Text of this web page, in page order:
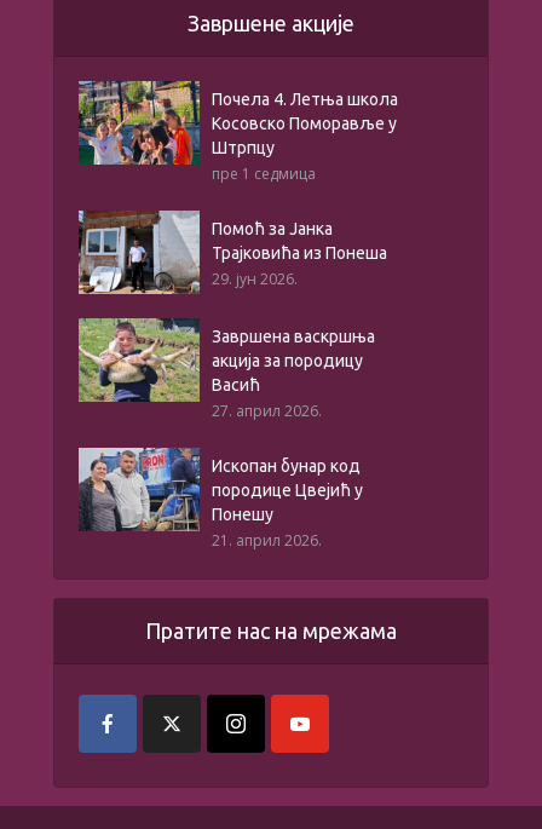
Завршене акције
Почела 4. Летња школа
Косовско Поморавље у
Штрпцу
пре 1 седмица
Помоћ за Јанка
Трајковића из Понеша
29. јун 2026.
Завршена васкршња
акција за породицу
Васић
27. април 2026.
Ископан бунар код
породице Цвејић у
Понешу
21. април 2026.
Пратите нас на мрежама